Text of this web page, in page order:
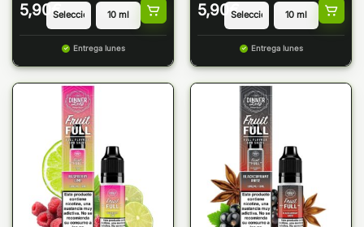
5,90 €
Entrega lunes
5,90 €
Entrega lunes